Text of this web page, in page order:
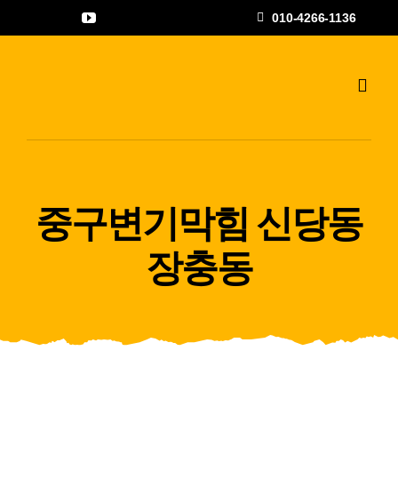
텐
010-4266-1136
하수구고압세척
자주하는 질문
지점안내
중구변기막힘 신당동
장충동